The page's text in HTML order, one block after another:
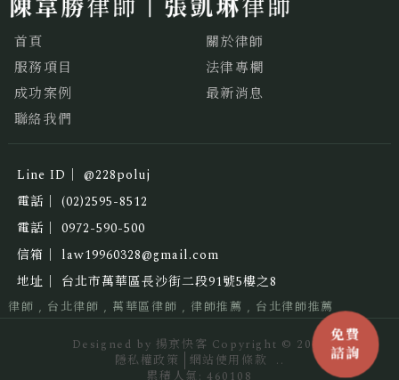
@228poluj
(02)2595-8512
0972-590-500
law19960328@gmail.com
台北市萬華區長沙街二段91號5樓之8
首頁
關於律師
服務項目
法律專欄
成功案例
最新消息
聯絡我們
律師 台北律師 萬華區律師 律師推薦 台北律師推薦
Designed by 揚京快客 Copyright © 2026
隱私權政策
網站使用條款
..
累積人氣: 460108